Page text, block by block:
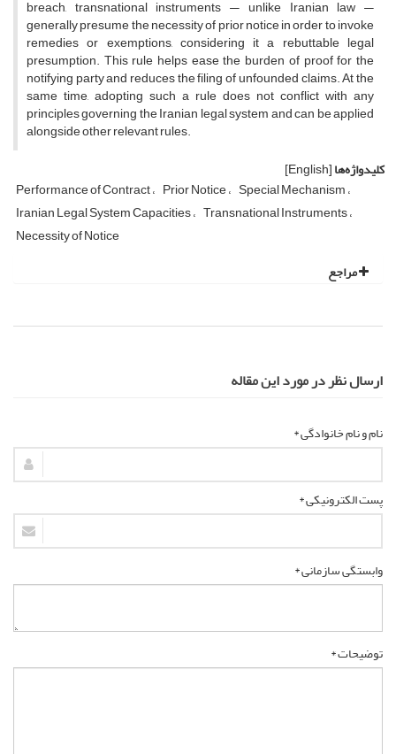
breach, transnational instruments — unlike Iranian law —
generally presume the necessity of prior notice in order to invoke
remedies or exemptions, considering it a rebuttable legal
presumption. This rule helps ease the burden of proof for the
notifying party and reduces the filing of unfounded claims. At the
same time, adopting such a rule does not conflict with any
principles governing the Iranian legal system and can be applied
alongside other relevant rules.
کلیدواژه‌ها[English]
Performance of Contract Prior Notice Special Mechanism
Iranian Legal System Capacities Transnational Instruments
Necessity of Notice
مراجع
ارسال نظر در مورد این مقاله
نام و نام خانوادگی *
پست الکترونیکی *
وابستگی سازمانی *
توضیحات *